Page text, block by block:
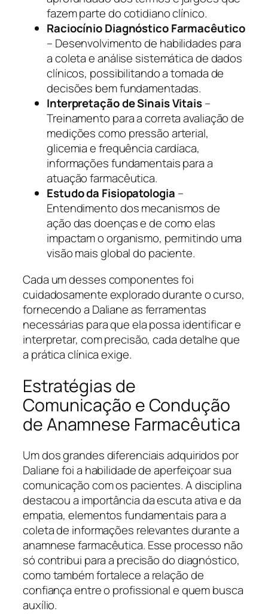
fazem parte do cotidiano clínico.
Raciocínio Diagnóstico Farmacêutico
– Desenvolvimento de habilidades para
a coleta e análise sistemática de dados
clínicos, possibilitando a tomada de
decisões bem fundamentadas.
Interpretação de Sinais Vitais–
Treinamento para a correta avaliação de
medições como pressão arterial,
glicemia e frequência cardíaca,
informações fundamentais para a
atuação farmacêutica.
Estudo da Fisiopatologia –
Entendimento dos mecanismos de
ação das doenças e de como elas
impactam o organismo, permitindo uma
visão mais global do paciente.
Cada um desses componentes foi
cuidadosamente explorado durante o curso,
fornecendo a Daliane as ferramentas
necessárias para que ela possa identificar e
interpretar, com precisão, cada detalhe que
a prática clínica exige.
Estratégias de
Comunicação e Condução
de Anamnese Farmacêutica
Um dos grandes diferenciais adquiridos por
Daliane foi a habilidade de aperfeiçoar sua
comunicação com os pacientes. A disciplina
destacou a importância da escuta ativa e da
empatia, elementos fundamentais para a
coleta de informações relevantes durante a
anamnese farmacêutica. Esse processo não
só contribui para a precisão do diagnóstico,
como também fortalece a relação de
confiança entre o profissional e quem busca
auxílio.